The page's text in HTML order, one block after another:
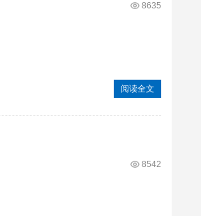
8635
阅读全文
8542